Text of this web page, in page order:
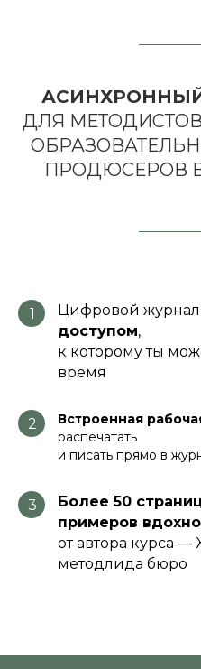
ДЛЯ
ПРОДЮСЕРОВ
1 Цифровой
доступом,
к которому ты
время
2 Встроенная
распечатать
и писать прямо в
3
Более 50
примеров
от автора курса
методлида бюро